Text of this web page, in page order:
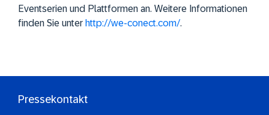
Eventserien und Plattformen an. Weitere Informationen
finden Sie unter http://we-conect.com/.
Pressekontakt